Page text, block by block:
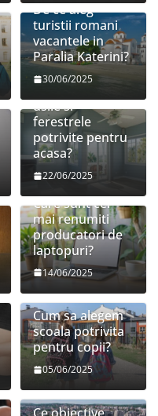
De ce aleg
turistii romani
vacantele in
Paralia Katerini?
30/06/2025
usile si
ferestrele
potrivite pentru
acasa?
22/06/2025
Care sunt cei
mai renumiti
producatori de
laptopuri?
14/06/2025
Cum sa alegem
scoala potrivita
pentru copii?
05/06/2025
Ce obiective